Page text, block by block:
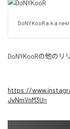
DoNYKooR a.k.a ne4r
DoNYKooRの他のリ
https://
JvNmVnM3U=